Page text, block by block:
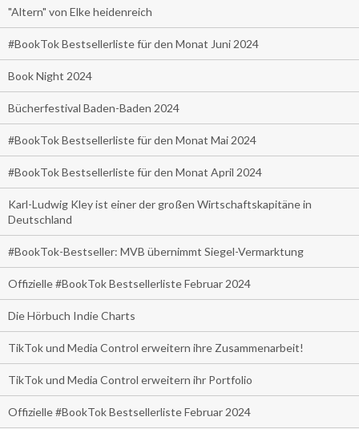
"Altern" von Elke heidenreich
#BookTok Bestsellerliste für den Monat Juni 2024
Book Night 2024
Bücherfestival Baden-Baden 2024
#BookTok Bestsellerliste für den Monat Mai 2024
#BookTok Bestsellerliste für den Monat April 2024
Karl-Ludwig Kley ist einer der großen Wirtschaftskapitäne in
Deutschland
#BookTok-Bestseller: MVB übernimmt Siegel-Vermarktung
Offizielle #BookTok Bestsellerliste Februar 2024
Die Hörbuch Indie Charts
TikTok und Media Control erweitern ihre Zusammenarbeit!
TikTok und Media Control erweitern ihr Portfolio
Offizielle #BookTok Bestsellerliste Februar 2024